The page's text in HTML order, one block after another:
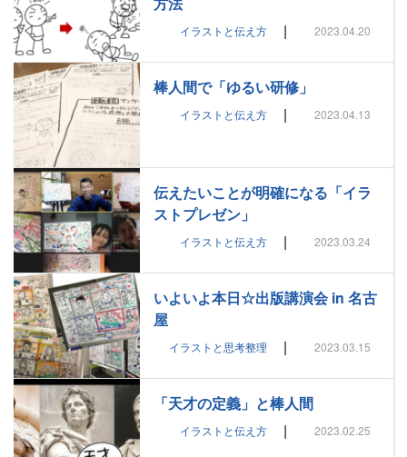
イラストと伝え方 | 2023.04.20
棒人間で「ゆるい研修」
イラストと伝え方 | 2023.04.13
伝えたいことが明確になる「イラ
ストプレゼン」
イラストと伝え方 | 2023.03.24
いよいよ本日☆出版講演会 in 名古
屋
イラストと思考整理 | 2023.03.15
「天才の定義」と棒人間
イラストと伝え方 | 2023.02.25